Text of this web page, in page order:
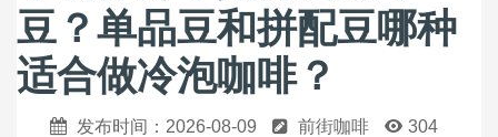
豆？单品豆和拼配豆哪种
适合做冷泡咖啡？
发布时间：2026-08-09 前街咖啡 304